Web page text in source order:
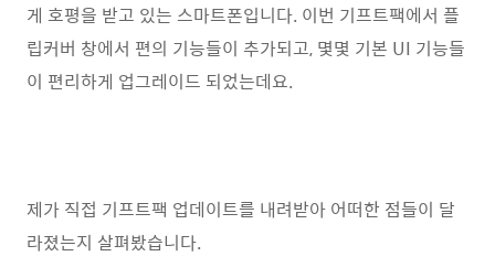
게 호평을 받고 있는 스마트폰입니다. 이번 기프트팩에서 플
립커버 창에서 편의 기능들이 추가되고, 몇몇 기본 UI 기능들
이 편리하게 업그레이드 되었는데요.
제가 직접 기프트팩 업데이트를 내려받아 어떠한 점들이 달
라졌는지 살펴봤습니다.